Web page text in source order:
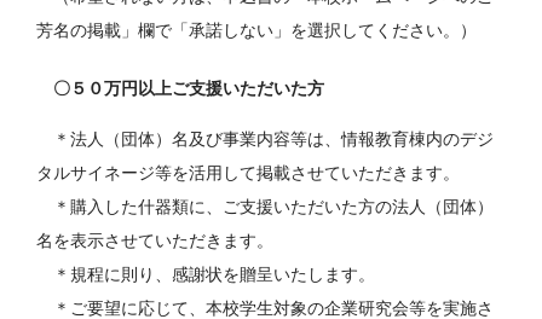
芳名の掲載」欄で「承諾しない」を選択してください。）
〇５０万円以上ご支援いただいた方
＊法人（団体）名及び事業内容等は、情報教育棟内のデジ
タルサイネージ等を活用して掲載させていただきます。
＊購入した什器類に、ご支援いただいた方の法人（団体）
名を表示させていただきます。
＊規程に則り、感謝状を贈呈いたします。
＊ご要望に応じて、本校学生対象の企業研究会等を実施さ